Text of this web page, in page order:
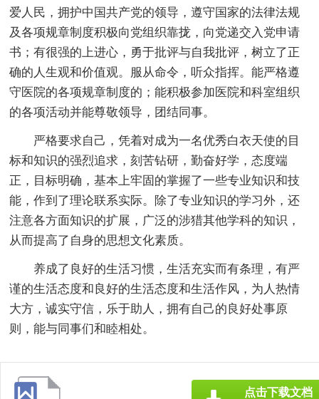
爱人民，拥护中国共产党的领导，遵守国家的法律法规
及各项规章制度积极向党组织靠拢，向党递交入党申请
书；有很强的上进心，勇于批评与自我批评，树立了正
确的人生观和价值观。服从命令，听众指挥。能严格遵
守医院的各项规章制度的；能积极参加医院和科室组织
的各项活动并能尊敬领导，团结同事。
严格要求自己，凭着对成为一名优秀白衣天使的目
标和知识的强烈追求，刻苦钻研，勤奋好学，态度端
正，目标明确，基本上牢固的掌握了一些专业知识和技
能，作到了理论联系实际。除了专业知识的学习外，还
注意各方面知识的扩展，广泛的涉猎其他学科的知识，
从而提高了自身的思想文化素质。
养成了良好的生活习惯，生活充实而有条理，有严
谨的生活态度和良好的生活态度和生活作风，为人热情
大方，诚实守信，乐于助人，拥有自己的良好处事原
则，能与同事们和睦相处。
点击下载文档